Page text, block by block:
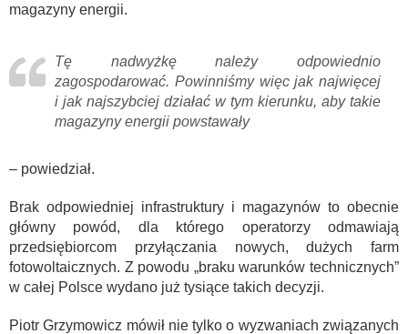
magazyny energii.
Tę nadwyżkę należy odpowiednio
zagospodarować. Powinniśmy więc jak najwięcej
i jak najszybciej działać w tym kierunku, aby takie
magazyny energii powstawały
– powiedział.
Brak odpowiedniej infrastruktury i magazynów to obecnie
główny powód, dla którego operatorzy odmawiają
przedsiębiorcom przyłączania nowych, dużych farm
fotowoltaicznych. Z powodu „braku warunków technicznych”
w całej Polsce wydano już tysiące takich decyzji.
Piotr Grzymowicz mówił nie tylko o wyzwaniach związanych